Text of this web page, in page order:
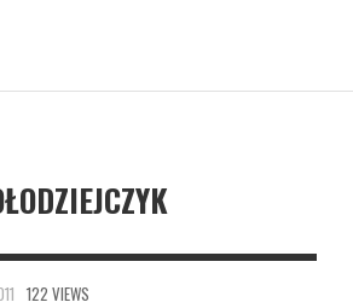
122 VIEWS